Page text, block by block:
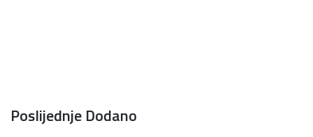
Poslijednje Dodano